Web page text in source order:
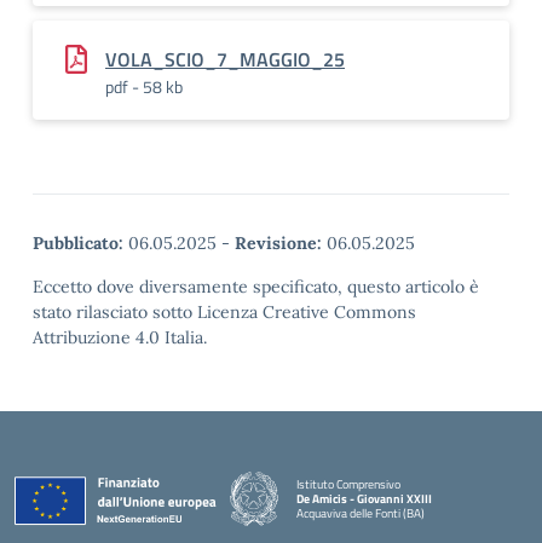
VOLA_SCIO_7_MAGGIO_25
pdf - 58 kb
Pubblicato: 06.05.2025 - Revisione: 06.05.2025
Eccetto dove diversamente specificato, questo articolo è
stato rilasciato sotto Licenza Creative Commons
Attribuzione 4.0 Italia.
Istituto Comprensivo
De Amicis - Giovanni XXIII
Acquaviva delle Fonti (BA)
— Visita la pagina iniziale della scuola